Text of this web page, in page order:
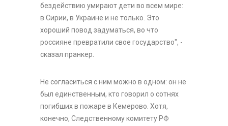
бездействию умирают дети во всем мире:
в Сирии, в Украине и не только. Это
хороший повод задуматься, во что
россияне превратили свое государство", -
сказал пранкер.
Не согласиться с ним можно в одном: он не
был единственным, кто говорил о сотнях
погибших в пожаре в Кемерово. Хотя,
конечно, Следственному комитету РФ